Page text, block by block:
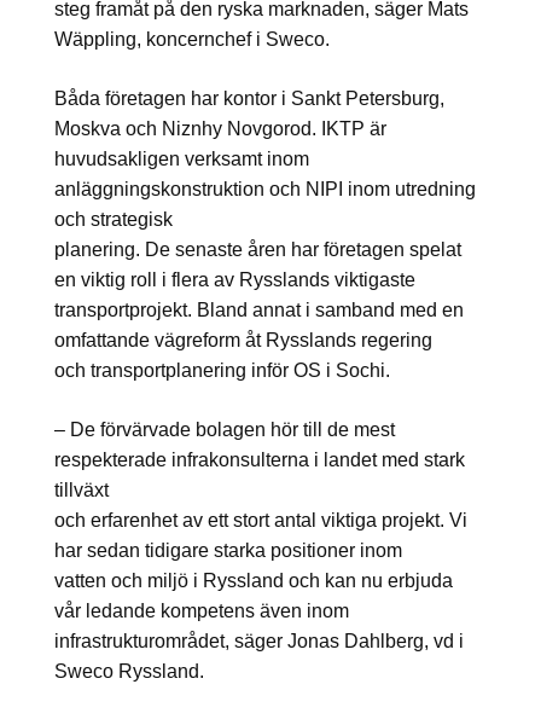
steg framåt på den ryska marknaden, säger Mats
Wäppling, koncernchef i Sweco.
Båda företagen har kontor i Sankt Petersburg,
Moskva och Niznhy Novgorod. IKTP är
huvudsakligen verksamt inom
anläggningskonstruktion och NIPI inom utredning
och strategisk
planering. De senaste åren har företagen spelat
en viktig roll i flera av Rysslands viktigaste
transportprojekt. Bland annat i samband med en
omfattande vägreform åt Rysslands regering
och transportplanering inför OS i Sochi.
– De förvärvade bolagen hör till de mest
respekterade infrakonsulterna i landet med stark
tillväxt
och erfarenhet av ett stort antal viktiga projekt. Vi
har sedan tidigare starka positioner inom
vatten och miljö i Ryssland och kan nu erbjuda
vår ledande kompetens även inom
infrastrukturområdet, säger Jonas Dahlberg, vd i
Sweco Ryssland.